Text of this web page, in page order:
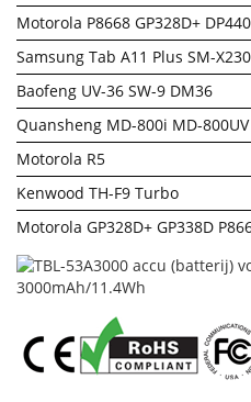
Motorola P8668 GP328D+
Samsung Tab A11 Plus SM-
Baofeng UV-36 SW-9 DM36
Quansheng MD-800i MD-800UV
Motorola R5
Kenwood TH-F9 Turbo
Motorola GP328D+ GP338D